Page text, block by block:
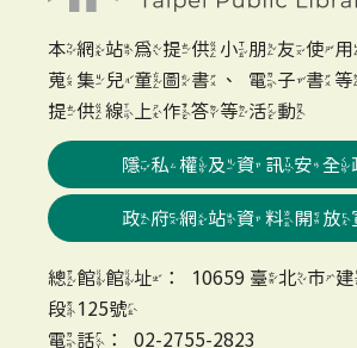
本網站為提供小朋友使
蒐集兒童圖書、電子書
提供線上作答等活動
隱私權及資訊安全
政府網站資料開放
總館館址：10659 臺北市
段125號
電話：02-2755-2823